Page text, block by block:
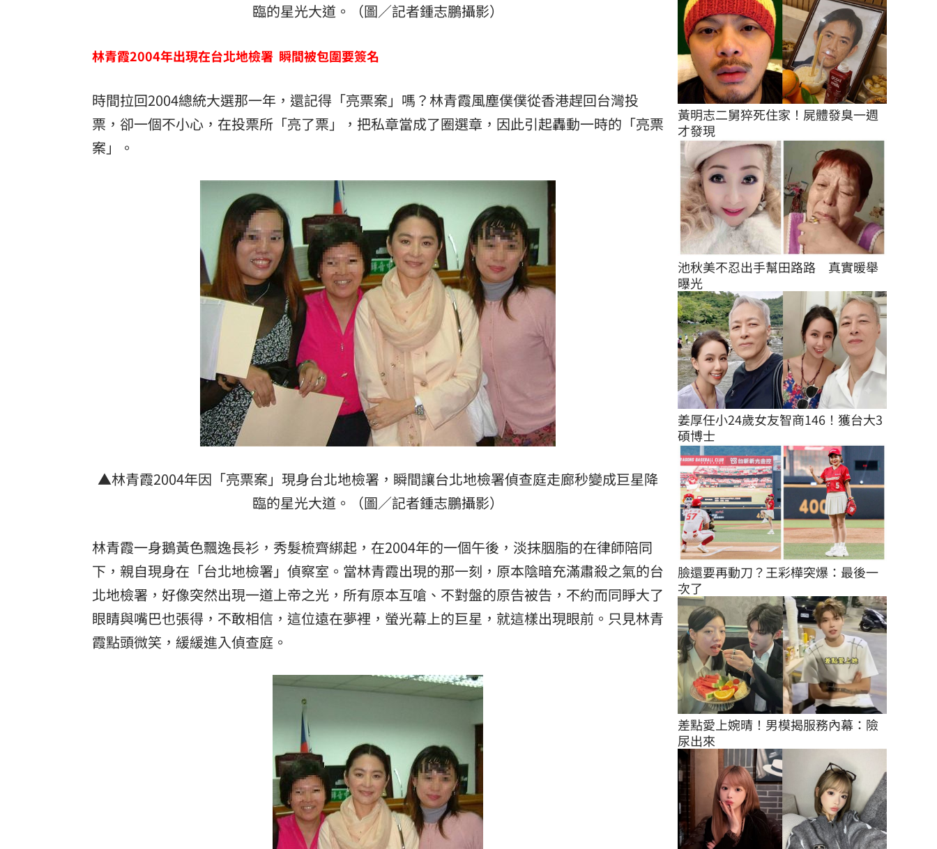
臨的星光大道。（圖／記者鍾志鵬攝影）
林青霞2004年出現在台北地檢署 瞬間被包圍要簽名
時間拉回2004總統大選那一年，還記得「亮票案」嗎？林青霞風塵僕僕從香港趕回台灣投
票，卻一個不小心，在投票所「亮了票」，把私章當成了圈選章，因此引起轟動一時的「亮票
案」。
▲林青霞2004年因「亮票案」現身台北地檢署，瞬間讓台北地檢署偵查庭走廊秒變成巨星降
臨的星光大道。（圖／記者鍾志鵬攝影）
林青霞一身鵝黃色飄逸長衫，秀髮梳齊綁起，在2004年的一個午後，淡抹胭脂的在律師陪同
下，親自現身在「台北地檢署」偵察室。當林青霞出現的那一刻，原本陰暗充滿肅殺之氣的台
北地檢署，好像突然出現一道上帝之光，所有原本互嗆、不對盤的原告被告，不約而同睜大了
眼睛與嘴巴也張得，不敢相信，這位遠在夢裡，螢光幕上的巨星，就這樣出現眼前。只見林青
霞點頭微笑，緩緩進入偵查庭。
黃明志二舅猝死住家！屍體發臭一週
才發現
池秋美不忍出手幫田路路　真實暖舉
曝光
姜厚任小24歲女友智商146！獲台大3
碩博士
臉還要再動刀？王彩樺突爆：最後一
次了
差點愛上婉晴！男模揭服務內幕：險
尿出來